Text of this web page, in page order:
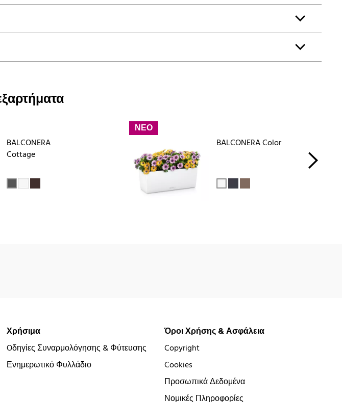
BALCONERA
Cottage
ΝΕΟ
BALCONERA Color
Χρήσιμα
Oδηγίες Συναρμολόγησης & Φύτευσης
Ενημερωτικό Φυλλάδιο
Όροι Χρήσης & Ασφάλεια
Copyright
Cookies
Προσωπικά Δεδομένα
Νομικές Πληροφορίες